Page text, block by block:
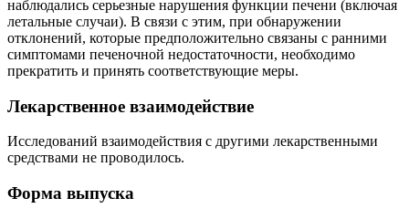
наблюдались серьезные нарушения функции печени (включая
летальные случаи). В связи с этим, при обнаружении
отклонений, которые предположительно связаны с ранними
симптомами печеночной недостаточности, необходимо
прекратить и принять соответствующие меры.
Лекарственное взаимодействие
Исследований взаимодействия с другими лекарственными
средствами не проводилось.
Форма выпуска